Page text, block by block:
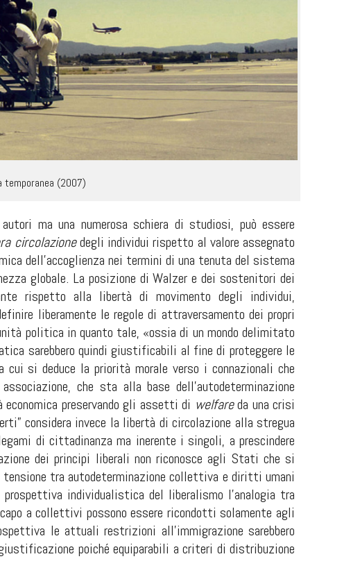
temporanea (2007)
ma una numerosa schiera di studiosi, può essere
circolazionedegli individui rispetto al valore assegnato
dell’accoglienza nei termini di una tenuta del sistema
globale. La posizione di Walzer e dei sostenitori dei
rispetto alla libertà di movimento degli individui,
liberamente le regole di attraversamento dei propri
politica in quanto tale, «ossia di un mondo delimitato
sarebbero quindi giustificabili al fine di proteggere le
si deduce la priorità morale verso i connazionali che
che sta alla base dell’autodeterminazione
preservando gli assetti di welfareda una crisi
considera invece la libertà di circolazione alla stregua
di cittadinanza ma inerente i singoli, a prescindere
dei principi liberali non riconosce agli Stati che si
tra autodeterminazione collettiva e diritti umani
individualistica del liberalismo l’analogia tra
a collettivi possono essere ricondotti solamente agli
le attuali restrizioni all’immigrazione sarebbero
poiché equiparabili a criteri di distribuzione